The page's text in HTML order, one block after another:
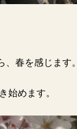
、春を感じます。
始めます。